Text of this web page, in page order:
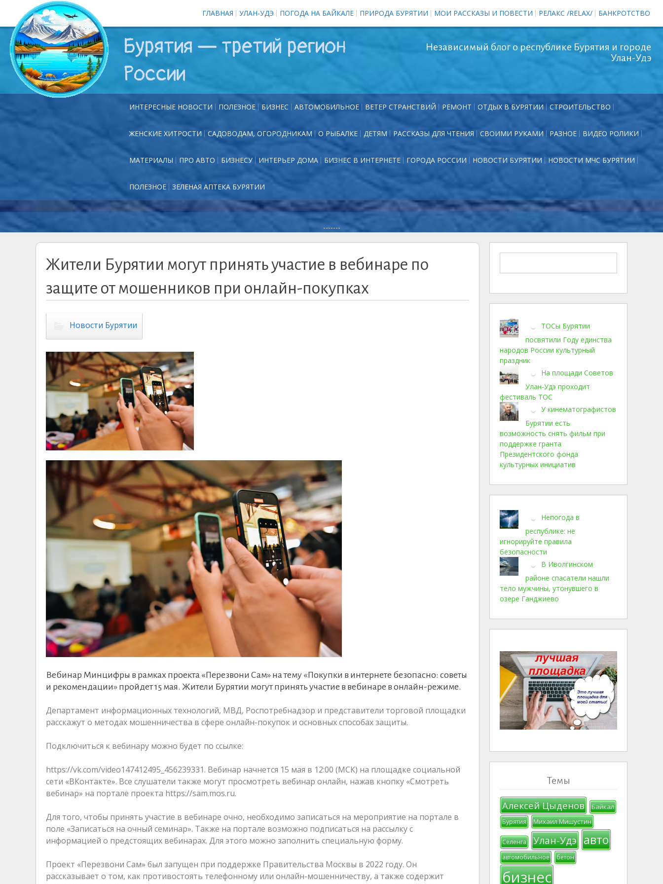
ГЛАВНАЯ УЛАН-УДЭ ПОГОДА НА БАЙКАЛЕ ПРИРОДА БУРЯТИИ МОИ РАССКАЗЫ И ПОВЕСТИ РЕЛАКС /RELAX/ БАНКРОТСТВО
Бурятия — третий регион
России
Независимый блог о республике Бурятия и городе
Улан-Удэ
ИНТЕРЕСНЫЕ НОВОСТИ ПОЛЕЗНОЕ БИЗНЕС АВТОМОБИЛЬНОЕ ВЕТЕР СТРАНСТВИЙ РЕМОНТ ОТДЫХ В БУРЯТИИ СТРОИТЕЛЬСТВО
ЖЕНСКИЕ ХИТРОСТИ САДОВОДАМ, ОГОРОДНИКАМ О РЫБАЛКЕ ДЕТЯМ РАССКАЗЫ ДЛЯ ЧТЕНИЯ СВОИМИ РУКАМИ РАЗНОЕ ВИДЕО РОЛИКИ
МАТЕРИАЛЫ ПРО АВТО БИЗНЕСУ ИНТЕРЬЕР ДОМА БИЗНЕС В ИНТЕРНЕТЕ ГОРОДА РОССИИ НОВОСТИ БУРЯТИИ НОВОСТИ МЧС БУРЯТИИ
ПОЛЕЗНОЕ ЗЕЛЕНАЯ АПТЕКА БУРЯТИИ
-------
Жители Бурятии могут принять участие в вебинаре по
защите от мошенников при онлайн-покупках
Новости Бурятии
Вебинар Минцифры в рамках проекта «Перезвони Сам» на тему «Покупки в интернете безопасно: советы
и рекомендации» пройдет 15 мая. Жители Бурятии могут принять участие в вебинаре в онлайн-режиме.
Департамент информационных технологий, МВД, Роспотребнадзор и представители торговой площадки
расскажут о методах мошенничества в сфере онлайн-покупок и основных способах защиты.
Подключиться к вебинару можно будет по ссылке:
https://vk.com/video147412495_456239331. Вебинар начнется 15 мая в 12:00 (МСК) на площадке социальной
сети «ВКонтакте». Все слушатели также могут просмотреть вебинар онлайн, нажав кнопку «Смотреть
вебинар» на портале проекта https://sam.mos.ru.
Для того, чтобы принять участие в вебинаре очно, необходимо записаться на мероприятие на портале в
поле «Записаться на очный семинар». Также на портале возможно подписаться на рассылку с
информацией о предстоящих вебинарах. Для этого можно заполнить специальную форму.
Проект «Перезвони Сам» был запущен при поддержке Правительства Москвы в 2022 году. Он
рассказывает о том, как противостоять телефонному или онлайн-мошенничеству, а также содержит
ТОСы Бурятии
посвятили Году единства
народов России культурный
праздник
На площади Советов
Улан-Удэ проходит
фестиваль ТОС
У кинематографистов
Бурятии есть
возможность снять фильм при
поддержке гранта
Президентского фонда
культурных инициатив
Непогода в
республике: не
игнорируйте правила
безопасности
В Иволгинском
районе спасатели нашли
тело мужчины, утонувшего в
озере Ганджиево
Темы
Алексей Цыденов Байкал
Бурятия Михаил Мишустин
Селенга Улан-Удэ авто
автомобильное бетон
бизнес